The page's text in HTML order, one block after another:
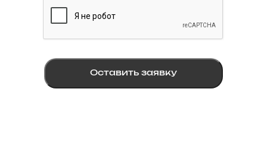
Оставить заявку